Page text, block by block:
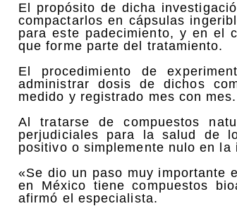
El propósito de dicha
compactarlos en cápsulas
para este padecimiento, y en el
que forme parte del tratamiento.
El procedimiento de
administrar dosis de dichos
medido y registrado mes con mes.
Al tratarse de compuestos
perjudiciales para la salud de
positivo o simplemente nulo en
«Se dio un paso muy importante
en México tiene compuestos
afirmó el especialista.